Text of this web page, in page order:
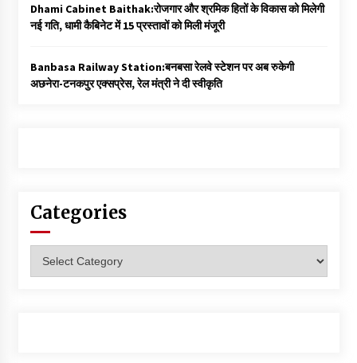
Dhami Cabinet Baithak:रोजगार और श्रमिक हितों के विकास को मिलेगी
नई गति, धामी कैबिनेट में 15 प्रस्तावों को मिली मंजूरी
Banbasa Railway Station:बनबसा रेलवे स्टेशन पर अब रुकेगी
अछनेरा-टनकपुर एक्सप्रेस, रेल मंत्री ने दी स्वीकृति
Categories